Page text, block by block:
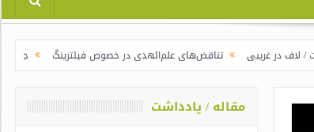
تناقض‌های علم‌الهدی در خصوص فیلترینگ جوانگرایی به سبک
مقاله / یادداشت